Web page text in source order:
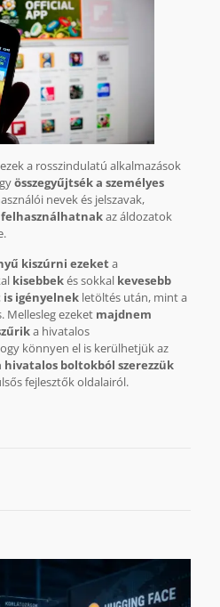
a rosszindulatú alkalmazások
összegyűjtsék a személyes
nevek és jelszavak,
az áldozatok
kiszúrni ezeketa
kisebbekés sokkal kevesebb
is igényelnekletöltés után, mint a
Mellesleg ezeket majdnem
a hivatalos
könnyen el is kerülhetjük az
hivatalos boltokból szerezzük
fejlesztők oldalairól.